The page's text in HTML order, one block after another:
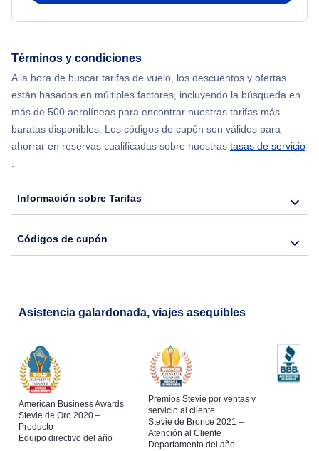
Flights from Nueva York to Hong Kong
Flights from Nueva York to Seúl
Términos y condiciones
A la hora de buscar tarifas de vuelo, los descuentos y ofertas
están basados en múltiples factores, incluyendo la búsqueda en
más de 500 aerolíneas para encontrar nuestras tarifas más
baratas disponibles. Los códigos de cupón son válidos para
ahorrar en reservas cualificadas sobre nuestras tasas de servicio
.
Información sobre Tarifas
Códigos de cupón
Asistencia galardonada, viajes asequibles
American Business Awards
Stevie de Oro 2020 –
Producto
Equipo directivo del año
Premios Stevie por ventas y
servicio al cliente
Stevie de Bronce 2021 –
Atención al Cliente
Departamento del año